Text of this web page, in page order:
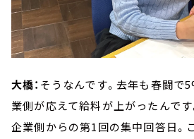
大橋： そうなんです。去年も春闘で
業側が応えて給料が上がったんです
企業側からの第1回の集中回答日。